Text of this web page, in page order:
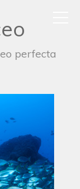
perfecta